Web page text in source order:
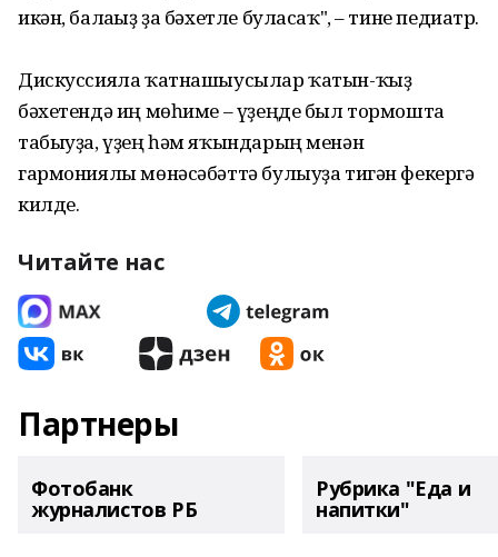
икән, балағыҙ ҙа бәхетле буласаҡ", – тине педиатр.
Дискуссияла ҡатнашыусылар ҡатын-ҡыҙ
бәхетендә иң мөһиме – үҙеңде был тормошта
табыуҙа, үҙең һәм яҡындарың менән
гармониялы мөнәсәбәттә булыуҙа тигән фекергә
килде.
Читайте нас
Партнеры
Фотобанк
журналистов РБ
Рубрика "Еда и
напитки"